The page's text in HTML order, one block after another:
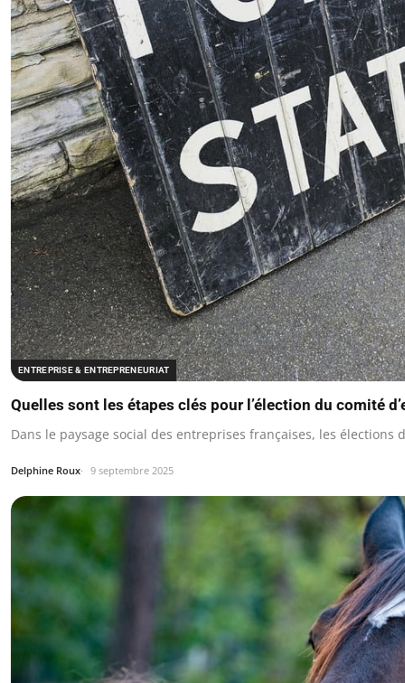
ENTREPRISE & ENTREPRENEURIAT
Quelles sont les étapes clés pour l’élection du comité
Dans le paysage social des entreprises françaises, les élections
Delphine Roux 9 septembre 2025